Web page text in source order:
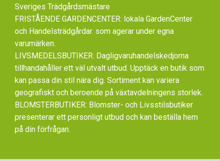
Sveriges Trädgårdsmästare
FRISTÅENDE GARDENCENTER: lokala GardenCenter
och Handelsträdgårdar. som agerar under egna
varumärken.
LIVSMEDELSBUTIKER: Dagligvaruhandelskedjorna
tillhandahåller ett väl utvalt utbud. Upptäck en butik som
kan passa din stil nära dig. Sortiment kan variera
geografiskt och beroende på växtavdelningens storlek.
BLOMSTERBUTIKER: Blomster- och Livsstilsbutiker
presenterar ett personligt utbud och kan beställa hem
på din förfrågan.